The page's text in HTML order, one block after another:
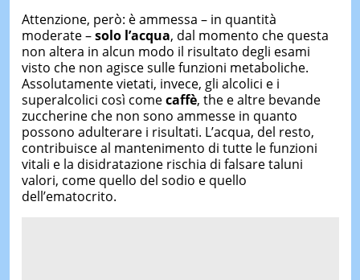
Attenzione, però: è ammessa – in quantità
moderate –solo l’acqua, dal momento che questa
non altera in alcun modo il risultato degli esami
visto che non agisce sulle funzioni metaboliche.
Assolutamente vietati, invece, gli alcolici e i
superalcolici così comecaffè, the e altre bevande
zuccherine che non sono ammesse in quanto
possono adulterare i risultati. L’acqua, del resto,
contribuisce al mantenimento di tutte le funzioni
vitali e la disidratazione rischia di falsare taluni
valori, come quello del sodio e quello
dell’ematocrito.